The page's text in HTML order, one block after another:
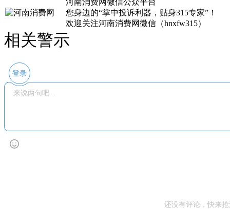
河南消费网微信公众平台
您身边的“掌中投诉利器，贴身315专家”！
欢迎关注河南消费网微信（hnxfw315）
相关警示
登录
还没有评论，快来